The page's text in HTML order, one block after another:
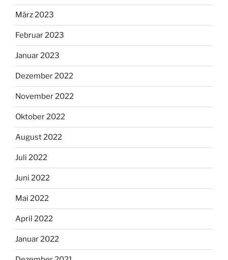
März 2023
Februar 2023
Januar 2023
Dezember 2022
November 2022
Oktober 2022
August 2022
Juli 2022
Juni 2022
Mai 2022
April 2022
Januar 2022